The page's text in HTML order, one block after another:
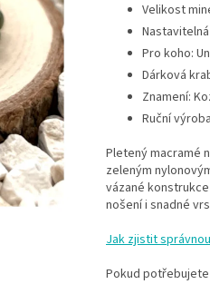
Velikost
Pro koho:
Dárková
Znamení:
Ruční výroba
Pletený macramé
zeleným
vázané
nošení i snadné
Jak zjistit
Pokud